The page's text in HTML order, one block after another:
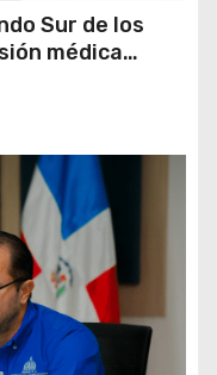
Sur de los
médica